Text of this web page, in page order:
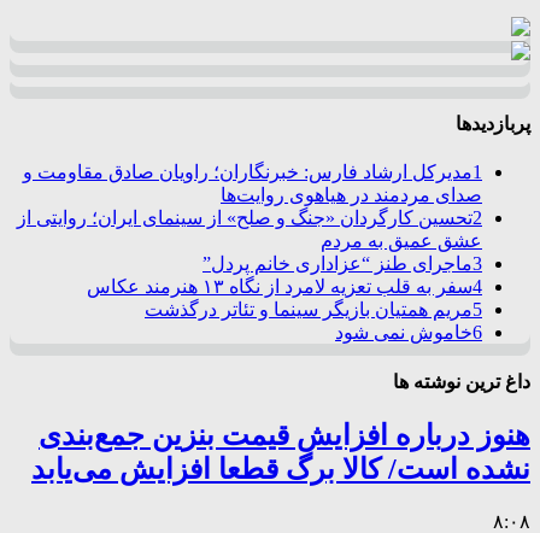
پربازدیدها
1مدیرکل ارشاد فارس: خبرنگاران؛ راویان صادق مقاومت و
صدای مردمند در هیاهوی روایت‌ها
2تحسین کارگردان «جنگ و صلح» از سینمای ایران؛ روایتی از
عشق عمیق به مردم
3ماجرای طنز “عزاداری خانم پردل”
4سفر به قلب تعزیه لامرد از نگاه ۱۳ هنرمند عکاس
5مریم همتیان بازیگر سینما و تئاتر درگذشت
6خاموش نمی شود
داغ ترین نوشته ها
هنوز درباره افزایش قیمت بنزین جمع‌بندی
نشده است/ کالا برگ قطعا افزایش می‌یابد
۸:۰۸